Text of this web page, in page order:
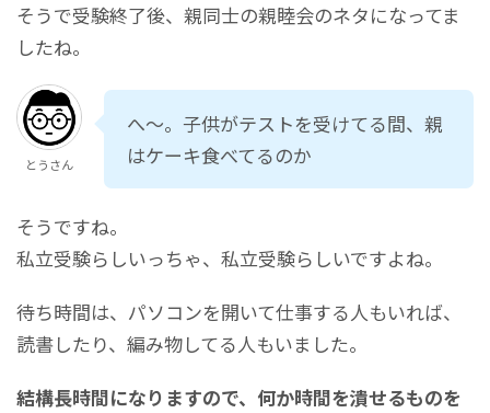
そうで受験終了後、親同士の親睦会のネタになってま
したね。
とうさん
へ～。子供がテストを受けてる間、親
はケーキ食べてるのか
そうですね。
私立受験らしいっちゃ、私立受験らしいですよね。
待ち時間は、パソコンを開いて仕事する人もいれば、
読書したり、編み物してる人もいました。
結構長時間になりますので、何か時間を潰せるものを